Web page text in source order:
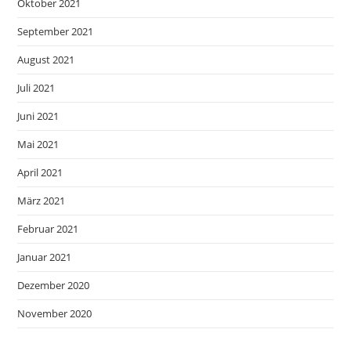
Oktober 2021
September 2021
August 2021
Juli 2021
Juni 2021
Mai 2021
April 2021
März 2021
Februar 2021
Januar 2021
Dezember 2020
November 2020